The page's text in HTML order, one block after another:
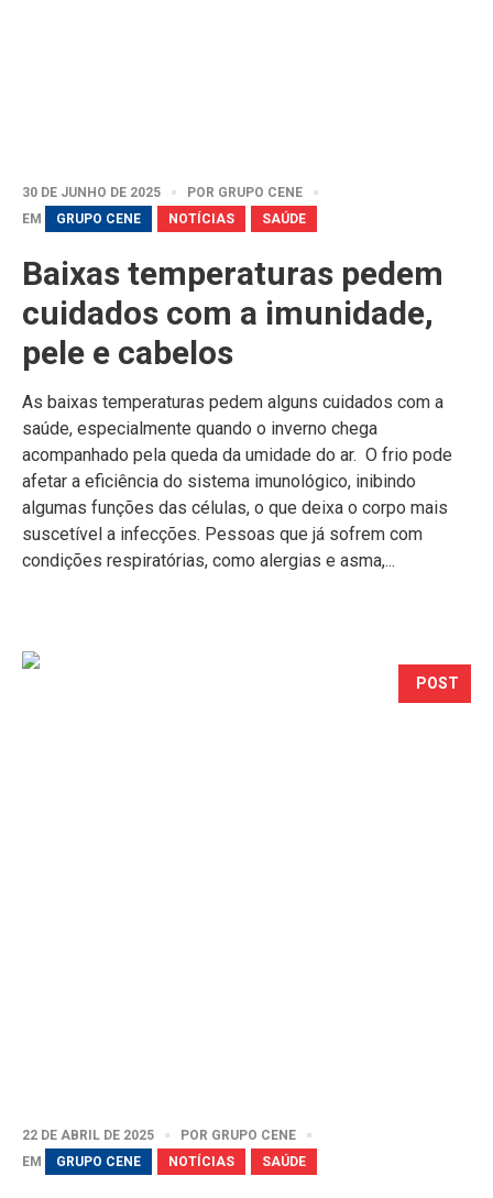
30 DE JUNHO DE 2025 POR GRUPO CENE
EM
GRUPO CENE NOTÍCIAS SAÚDE
Baixas temperaturas pedem
cuidados com a imunidade,
pele e cabelos
As baixas temperaturas pedem alguns cuidados com a
saúde, especialmente quando o inverno chega
acompanhado pela queda da umidade do ar. O frio pode
afetar a eficiência do sistema imunológico, inibindo
algumas funções das células, o que deixa o corpo mais
suscetível a infecções. Pessoas que já sofrem com
condições respiratórias, como alergias e asma,...
POST
22 DE ABRIL DE 2025 POR GRUPO CENE
EM
GRUPO CENE NOTÍCIAS SAÚDE